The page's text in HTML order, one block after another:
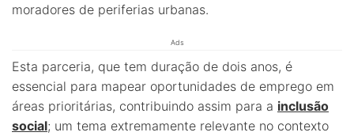
moradores de periferias urbanas.
Ads
Esta parceria, que tem duração de dois anos, é
essencial para mapear oportunidades de emprego em
áreas prioritárias, contribuindo assim para a inclusão
social; um tema extremamente relevante no contexto